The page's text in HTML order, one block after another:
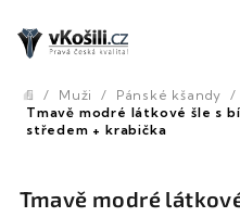
obsah
Domů
/ Muži / Pánské kšandy /
Tmavě modré látkové šle s
středem + krabička
Tmavě modré